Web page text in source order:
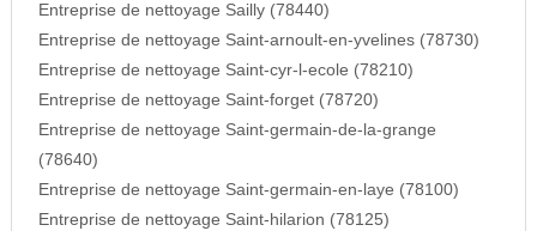
Entreprise de nettoyage Sailly (78440)
Entreprise de nettoyage Saint-arnoult-en-yvelines (78730)
Entreprise de nettoyage Saint-cyr-l-ecole (78210)
Entreprise de nettoyage Saint-forget (78720)
Entreprise de nettoyage Saint-germain-de-la-grange
(78640)
Entreprise de nettoyage Saint-germain-en-laye (78100)
Entreprise de nettoyage Saint-hilarion (78125)